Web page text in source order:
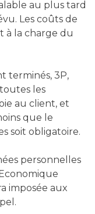
au plus tard
Les coûts de
à la charge du
terminés, 3P,
les
au client, et
que le
soit obligatoire.
personnelles
imposée aux